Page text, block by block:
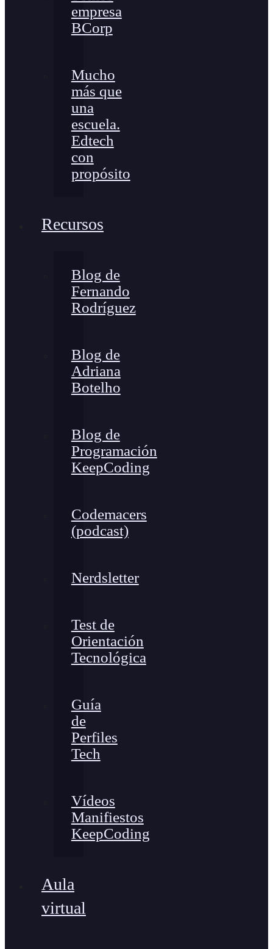
empresa
BCorp
Mucho
más que
una
escuela.
Edtech
con
propósito
Recursos
Blog de
Fernando
Rodríguez
Blog de
Adriana
Botelho
Blog de
Programación
KeepCoding
Codemacers
(podcast)
Nerdsletter
Test de
Orientación
Tecnológica
Guía
de
Perfiles
Tech
Vídeos
Manifiestos
KeepCoding
Aula
virtual